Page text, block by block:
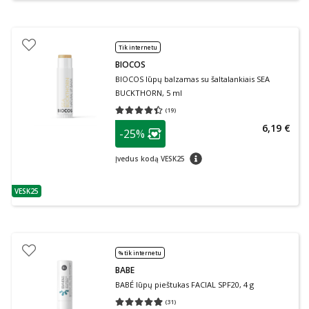
patarimas
VESK25
Tik internetu
BIOCOS
BIOCOS lūpų balzamas su šaltalankiais SEA
BUCKTHORN, 5 ml
(19)
Vidutinis įvertinimas 4.37
patarimas
Lojalumo klubo narių nuolaida
-25%
Įvedus kodą VESK25 patarimas
6,19 €
% tik internetu
BABE
BABÉ lūpų pieštukas FACIAL SPF20, 4 g
(31)
Vidutinis įvertinimas 4.94